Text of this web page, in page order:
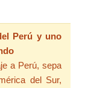
Perú y uno
a Perú, sepa
del Sur,